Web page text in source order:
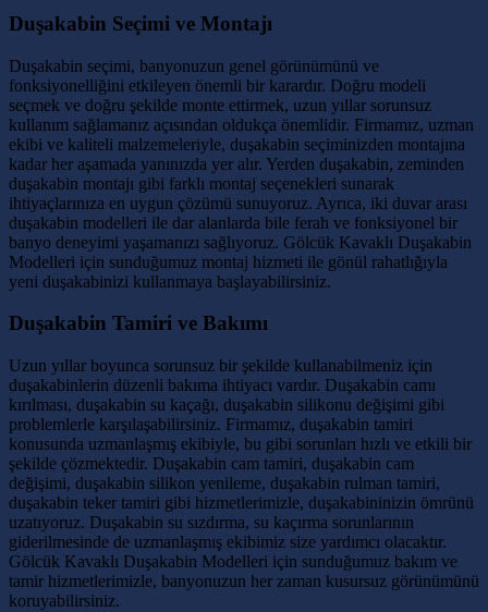
Duşakabin Seçimi ve Montajı
Duşakabin seçimi, banyonuzun genel görünümünü ve
fonksiyonelliğini etkileyen önemli bir karardır. Doğru modeli
seçmek ve doğru şekilde monte ettirmek, uzun yıllar sorunsuz
kullanım sağlamanız açısından oldukça önemlidir. Firmamız, uzman
ekibi ve kaliteli malzemeleriyle, duşakabin seçiminizden montajına
kadar her aşamada yanınızda yer alır. Yerden duşakabin, zeminden
duşakabin montajı gibi farklı montaj seçenekleri sunarak
ihtiyaçlarınıza en uygun çözümü sunuyoruz. Ayrıca, iki duvar arası
duşakabin modelleri ile dar alanlarda bile ferah ve fonksiyonel bir
banyo deneyimi yaşamanızı sağlıyoruz. Gölcük Kavaklı Duşakabin
Modelleri için sunduğumuz montaj hizmeti ile gönül rahatlığıyla
yeni duşakabinizi kullanmaya başlayabilirsiniz.
Duşakabin Tamiri ve Bakımı
Uzun yıllar boyunca sorunsuz bir şekilde kullanabilmeniz için
duşakabinlerin düzenli bakıma ihtiyacı vardır. Duşakabin camı
kırılması, duşakabin su kaçağı, duşakabin silikonu değişimi gibi
problemlerle karşılaşabilirsiniz. Firmamız, duşakabin tamiri
konusunda uzmanlaşmış ekibiyle, bu gibi sorunları hızlı ve etkili bir
şekilde çözmektedir. Duşakabin cam tamiri, duşakabin cam
değişimi, duşakabin silikon yenileme, duşakabin rulman tamiri,
duşakabin teker tamiri gibi hizmetlerimizle, duşakabininizin ömrünü
uzatıyoruz. Duşakabin su sızdırma, su kaçırma sorunlarının
giderilmesinde de uzmanlaşmış ekibimiz size yardımcı olacaktır.
Gölcük Kavaklı Duşakabin Modelleri için sunduğumuz bakım ve
tamir hizmetlerimizle, banyonuzun her zaman kusursuz görünümünü
koruyabilirsiniz.